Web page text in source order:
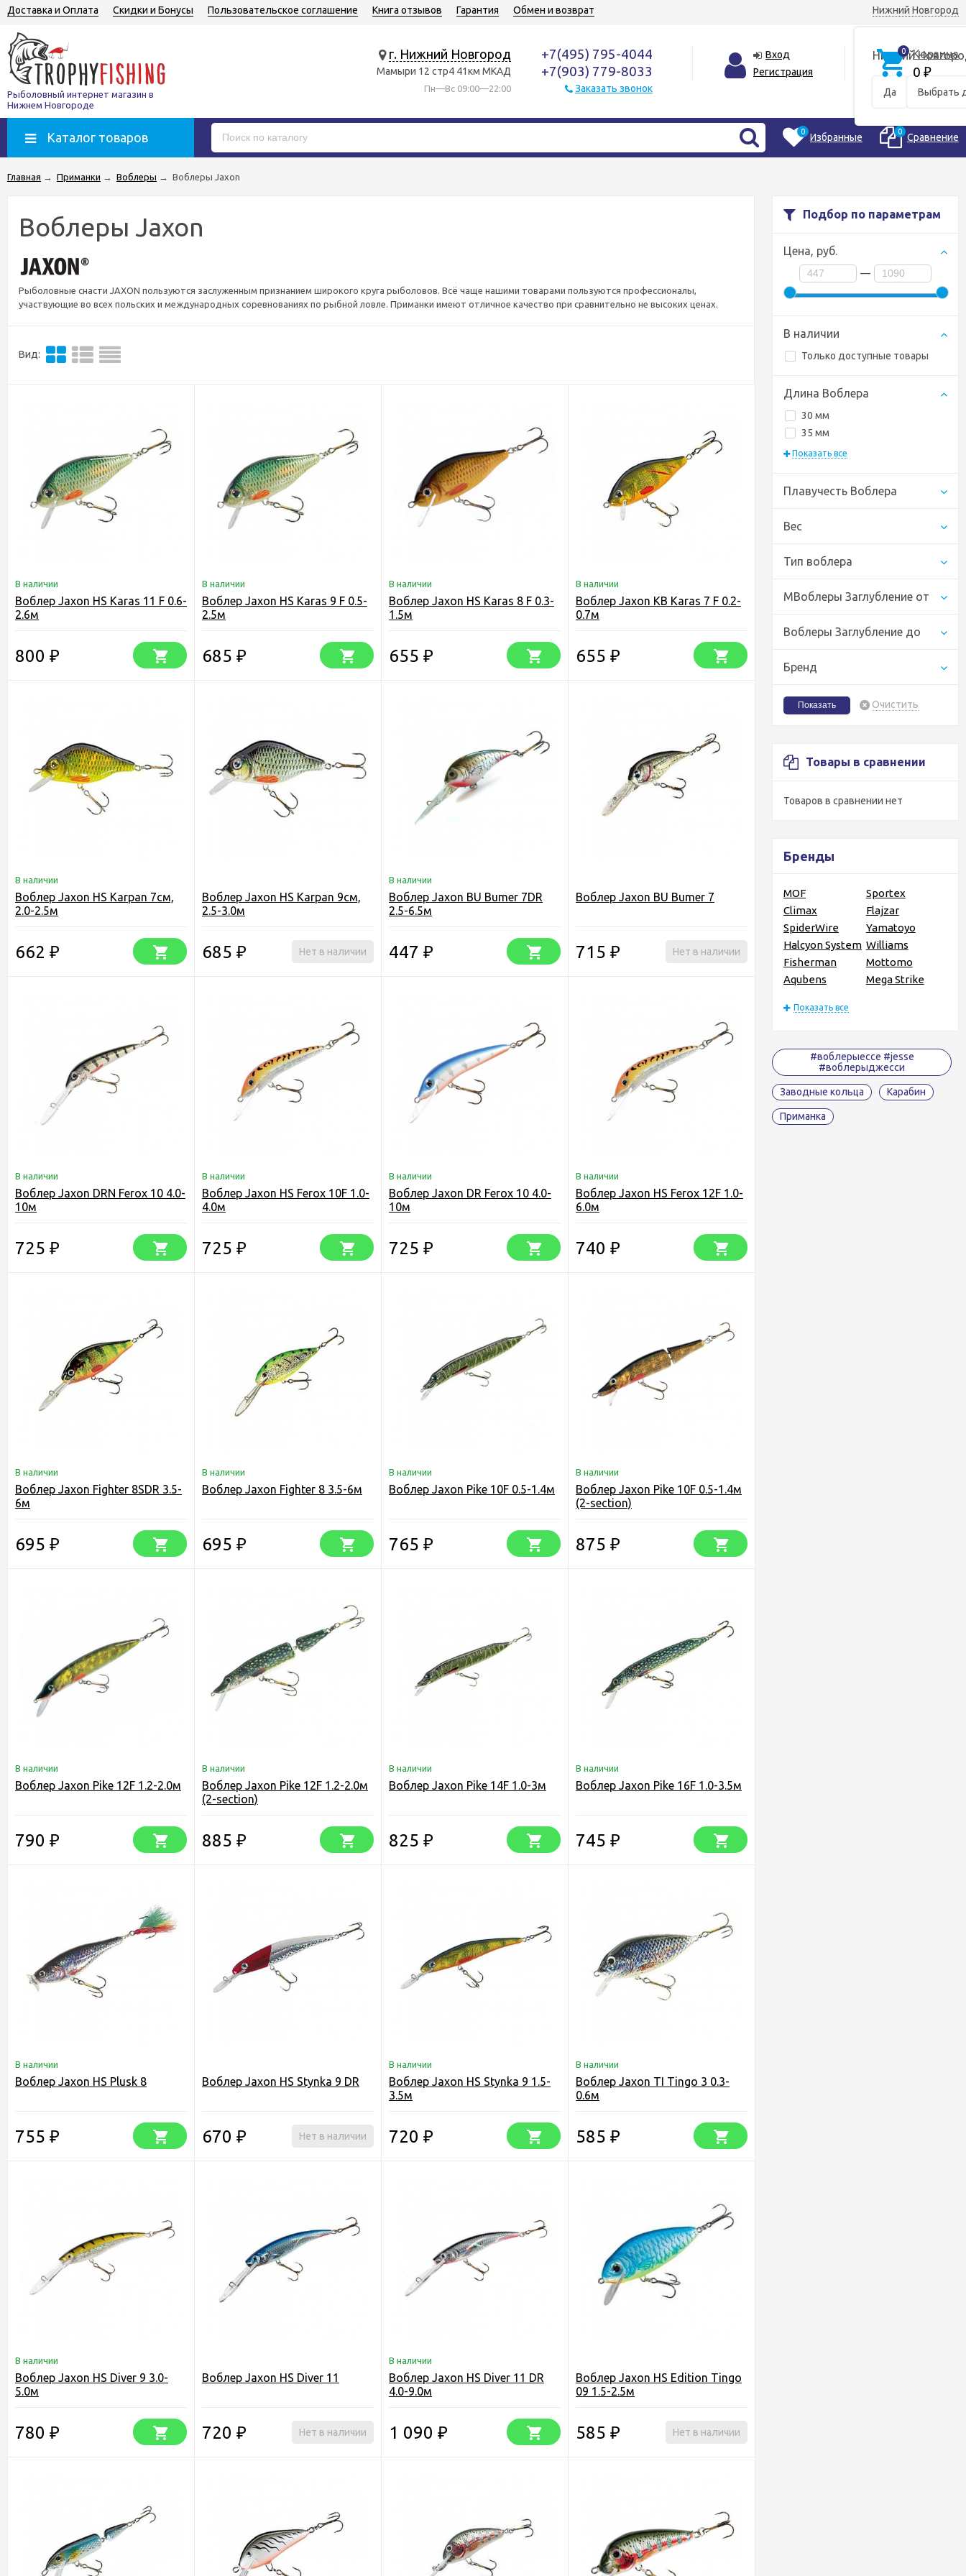
Нижний Новгород
Нижний
Да Выбрать
Доставка и Оплата Скидки и Бонусы Пользовательское соглашение Книга отзывов Гарантия Обмен и возврат
Рыболовный интернет магазин в
Нижнем Новгороде
г. Нижний Новгород
Мамыри 12 стр4 41км МКАД
Пн—Вс 09:00—22:00
+7(495) 795-4044
+7(903) 779-8033
Заказать звонок
Вход
Регистрация
0 Корзина
0 ₽
Каталог товаров 0 Избранные 0 Сравнение
Главная → Приманки → Воблеры → Воблеры Jaxon
Подбор по параметрам
Цена, руб.
—
В наличии
Только доступные товары
Длина Воблера
30 мм
35 мм
Показать все
Плавучесть Воблера
Вес
Тип воблера
МВоблеры Заглубление от
Воблеры Заглубление до
Бренд
Очистить
Товары в сравнении
Товаров в сравнении нет
Бренды
MOF
Sportex
Climax
Flajzar
SpiderWire
Yamatoyo
Halcyon System Williams
Fisherman
Mottomo
Aqubens
Mega Strike
Показать все
#воблерыессе #jesse
#воблерыджесси
Заводные кольца Карабин
Приманка
Воблеры Jaxon
Рыболовные снасти JAXON пользуются заслуженным признанием широкого круга рыболовов. Всё чаще нашими товарами пользуются профессионалы,
участвующие во всех польских и международных соревнованиях по рыбной ловле. Приманки имеют отличное качество при сравнительно не высоких ценах.
Вид:
В наличии
Воблер Jaxon HS Karas 11 F 0.6-
2.6м
800 ₽
В наличии
Воблер Jaxon HS Karas 9 F 0.5-
2.5м
685 ₽
В наличии
Воблер Jaxon HS Karas 8 F 0.3-
1.5м
655 ₽
В наличии
Воблер Jaxon KB Karas 7 F 0.2-
0.7м
655 ₽
В наличии
Воблер Jaxon HS Karpan 7см,
2.0-2.5м
662 ₽
Воблер Jaxon HS Karpan 9см,
2.5-3.0м
685 ₽ Нет в наличии
В наличии
Воблер Jaxon BU Bumer 7DR
2.5-6.5м
447 ₽
Воблер Jaxon BU Bumer 7
715 ₽ Нет в наличии
В наличии
Воблер Jaxon DRN Ferox 10 4.0-
10м
725 ₽
В наличии
Воблер Jaxon HS Ferox 10F 1.0-
4.0м
725 ₽
В наличии
Воблер Jaxon DR Ferox 10 4.0-
10м
725 ₽
В наличии
Воблер Jaxon HS Ferox 12F 1.0-
6.0м
740 ₽
В наличии
Воблер Jaxon Fighter 8SDR 3.5-
6м
695 ₽
В наличии
Воблер Jaxon Fighter 8 3.5-6м
695 ₽
В наличии
Воблер Jaxon Pike 10F 0.5-1.4м
765 ₽
В наличии
Воблер Jaxon Pike 10F 0.5-1.4м
(2-section)
875 ₽
В наличии
Воблер Jaxon Pike 12F 1.2-2.0м
790 ₽
В наличии
Воблер Jaxon Pike 12F 1.2-2.0м
(2-section)
885 ₽
В наличии
Воблер Jaxon Pike 14F 1.0-3м
825 ₽
В наличии
Воблер Jaxon Pike 16F 1.0-3.5м
745 ₽
В наличии
Воблер Jaxon HS Plusk 8
755 ₽
Воблер Jaxon HS Stynka 9 DR
670 ₽ Нет в наличии
В наличии
Воблер Jaxon HS Stynka 9 1.5-
3.5м
720 ₽
В наличии
Воблер Jaxon TI Tingo 3 0.3-
0.6м
585 ₽
В наличии
Воблер Jaxon HS Diver 9 3.0-
5.0м
780 ₽
Воблер Jaxon HS Diver 11
720 ₽ Нет в наличии
В наличии
Воблер Jaxon HS Diver 11 DR
4.0-9.0м
1 090 ₽
Воблер Jaxon HS Edition Tingo
09 1.5-2.5м
585 ₽ Нет в наличии